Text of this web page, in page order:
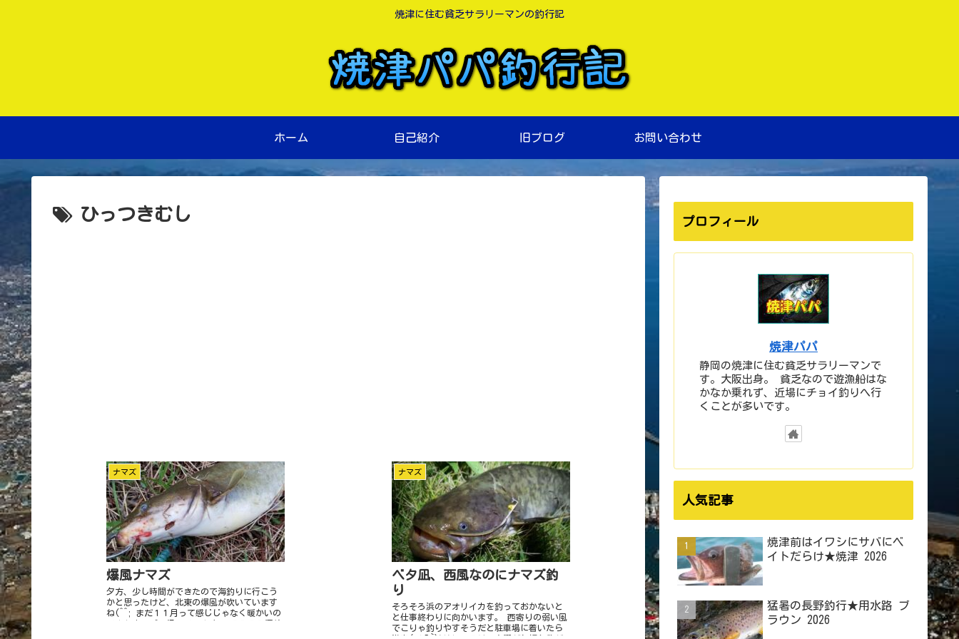
焼津に住む貧乏サラリーマンの釣行記
ホーム 自己紹介 旧ブログ お問い合わせ
ひっつきむし
ナマズ
爆風ナマズ
夕方、少し時間ができたので海釣りに行こう
かと思ったけど、北東の爆風が吹いています
ね(^^; まだ１１月って感じじゃなく暖かいの
でまたナマズへ行ってみます。 そろそろ深め
ナマズ
ベタ凪、西風なのにナマズ釣
り
そろそろ浜のアオリイカを釣っておかないと
と仕事終わりに向かいます。 西寄りの弱い風
でこりゃ釣りやすそうだと駐車場に着いたら
プロフィール
焼津パパ
静岡の焼津に住む貧乏サラリーマンで
す。大阪出身。 貧乏なので遊漁船はな
かなか乗れず、近場にチョイ釣りへ行
くことが多いです。
人気記事
焼津前はイワシにサバにベ
イトだらけ★焼津 2026
猛暑の長野釣行★用水路 ブ
ラウン 2026